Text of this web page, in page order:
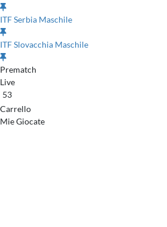
ITF Serbia Maschile
ITF Slovacchia Maschile
Prematch
Live
53
Carrello
Mie Giocate